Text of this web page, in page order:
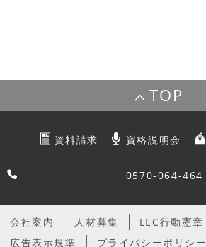
TOP
資料請求 資格説明会
0570-064-464
会社案内 人材募集 LEC行動憲章
広告表示規準
プライバシーポリシー